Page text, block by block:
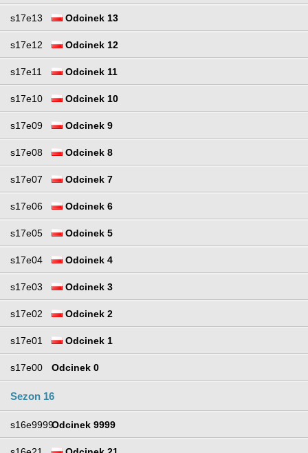
s17e13 Odcinek 13
s17e12 Odcinek 12
s17e11 Odcinek 11
s17e10 Odcinek 10
s17e09 Odcinek 9
s17e08 Odcinek 8
s17e07 Odcinek 7
s17e06 Odcinek 6
s17e05 Odcinek 5
s17e04 Odcinek 4
s17e03 Odcinek 3
s17e02 Odcinek 2
s17e01 Odcinek 1
s17e00 Odcinek 0
Sezon 16
s16e9999Odcinek 9999